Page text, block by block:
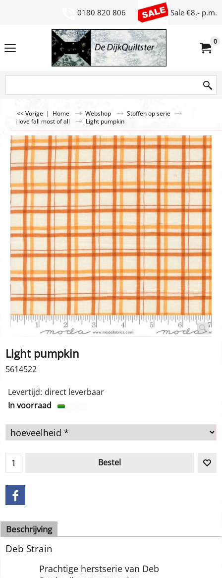
0180 820 806 Sale €8,- p.m.
0
<< Vorige | Home Webshop
Stoffen op serie
i love fall most of all
Light pumpkin
Light pumpkin
5614522
€ 1.00 incl BTW
Levertijd: direct leverbaar
Beschrijving
Deb Strain